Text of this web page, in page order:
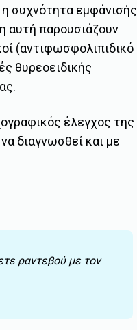
συχνότητα εμφάνισής
αυτή παρουσιάζουν
(αντιφωσφολιπιδικό
θυρεοειδικής
έλεγχος της
διαγνωσθεί και με
ραντεβού με τον